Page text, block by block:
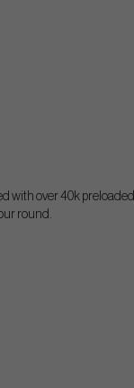
with over 40k preloaded
round.